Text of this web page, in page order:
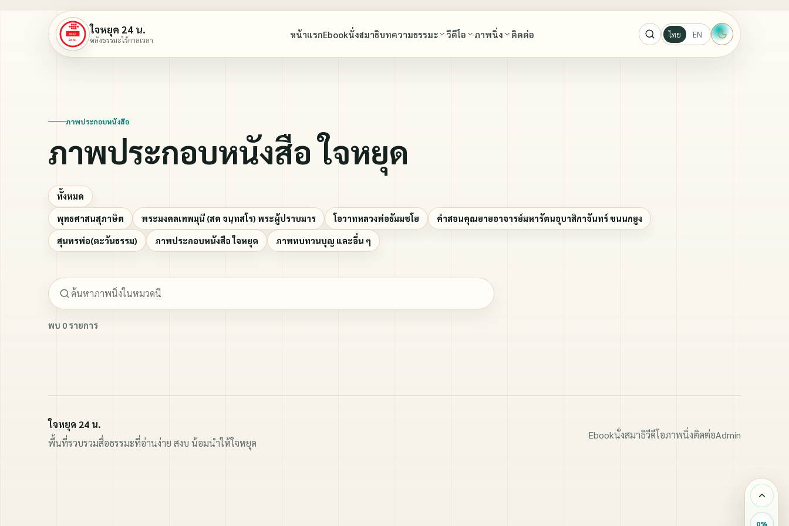
ใจหยุด 24 น.
คลังธรรมะไร้กาลเวลา
หน้าแรกEbookนั่งสมาธิบทความธรรมะ
หลวงพ่อธัมมชโย
คุณยายอาจารย์มหารัตนอุบาสิกาจันทร์ ขนนกยูง
เล่าเรื่องหลวงพ่อวัดปากน้ำ โดยศิษย์ผู้ใกล้ชิด
วีดีโอ
นำนั่งสมาธิ และโอวาทหลวงพ่อธัมมชโย
เพลงธรรมะ
ปกิณกะ
ภาพนิ่ง
โอวาทหลวงพ่อธัมมชโย
คำสอนคุณยายอาจารย์มหารัตนอุบาสิกาจันทร์ ขนนกยูง
สุนทรพ่อ(ตะวันธรรม)
ติดต่อ ไทย EN
ภาพประกอบหนังสือ
ภาพประกอบหนังสือ ใจหยุด
ทั้งหมด
พุทธศาสนสุภาษิต พระมงคลเทพมุนี (สด จนฺทสโร) พระผู้ปราบมาร โอวาทหลวงพ่อธัมมชโย คำสอนคุณยายอาจารย์มหารัตนอุบาสิกาจันทร์ ขนนกยูง
สุนทรพ่อ(ตะวันธรรม) ภาพประกอบหนังสือ ใจหยุด ภาพทบทวนบุญ และอื่น ๆ
พบ 0 รายการ
0%
ใจหยุด 24 น.
พื้นที่รวบรวมสื่อธรรมะที่อ่านง่าย สงบ น้อมนำให้ใจหยุด
Ebookนั่งสมาธิวีดีโอภาพนิ่งติดต่อAdmin